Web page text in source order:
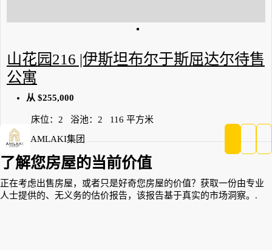
山花园216 |伊斯坦布尔于斯屈达尔待售
公寓
从 $255,000
床位： 2 浴池： 2 116 平方米
AMLAKI集团
了解您房屋的当前价值
正在考虑出售房屋，或者只是好奇您房屋的价值？获取一份由专业
人士提供的、无义务的估价报告，该报告基于真实的市场洞察。.